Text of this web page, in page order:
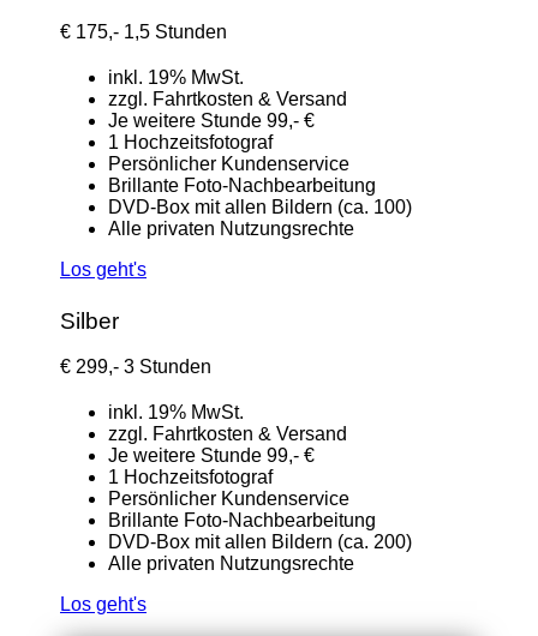
€ 175,- 1,5 Stunden
inkl. 19% MwSt.
zzgl. Fahrtkosten & Versand
Je weitere Stunde 99,- €
1 Hochzeitsfotograf
Persönlicher Kundenservice
Brillante Foto-Nachbearbeitung
DVD-Box mit allen Bildern (ca. 100)
Alle privaten Nutzungsrechte
Los geht's
Silber
€ 299,- 3 Stunden
inkl. 19% MwSt.
zzgl. Fahrtkosten & Versand
Je weitere Stunde 99,- €
1 Hochzeitsfotograf
Persönlicher Kundenservice
Brillante Foto-Nachbearbeitung
DVD-Box mit allen Bildern (ca. 200)
Alle privaten Nutzungsrechte
Los geht's